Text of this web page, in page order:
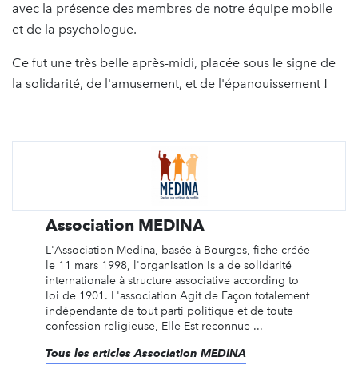
avec la présence des membres de notre équipe mobile
et de la psychologue.
Ce fut une très belle après-midi, placée sous le signe de
la solidarité, de l'amusement, et de l'épanouissement !
Association MEDINA
L'Association Medina, basée à Bourges, fiche créée
le 11 mars 1998, l'organisation is a de solidarité
internationale à structure associative according to
loi de 1901. L'association Agit de Façon totalement
indépendante de tout parti politique et de toute
confession religieuse, Elle Est reconnue ...
Tous les articles Association MEDINA